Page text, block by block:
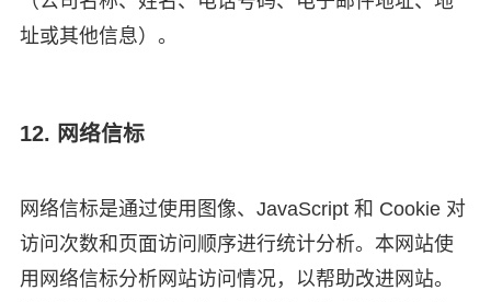
址或其他信息）。
12. 网络信标
网络信标是通过使用图像、JavaScript 和 Cookie 对
访问次数和页面访问顺序进行统计分析。本网站使
用网络信标分析网站访问情况，以帮助改进网站。